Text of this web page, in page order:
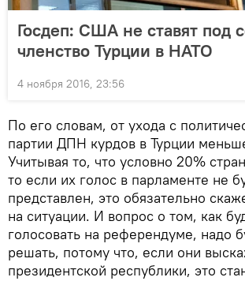
Госдеп: США не ставят под
членство Турции в НАТО
4 ноября 2016, 23:56
По его словам, от ухода с
партии ДПН курдов в Турции
Учитывая то, что условно 20%
то если их голос в парламенте не
представлен, это обязательно
на ситуации. И вопрос о том, как
голосовать на референдуме, надо
решать, потому что, если они
президентской республики, это